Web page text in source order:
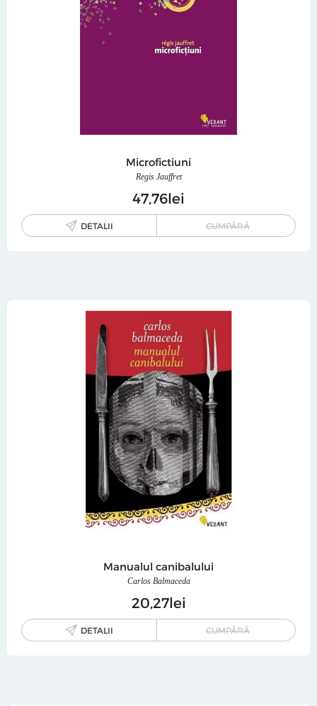
Microfictiuni
Regis Jauffret
4776lei
DETALII CUMPĂRĂ
Manualul canibalului
Carlos Balmaceda
2027lei
DETALII CUMPĂRĂ